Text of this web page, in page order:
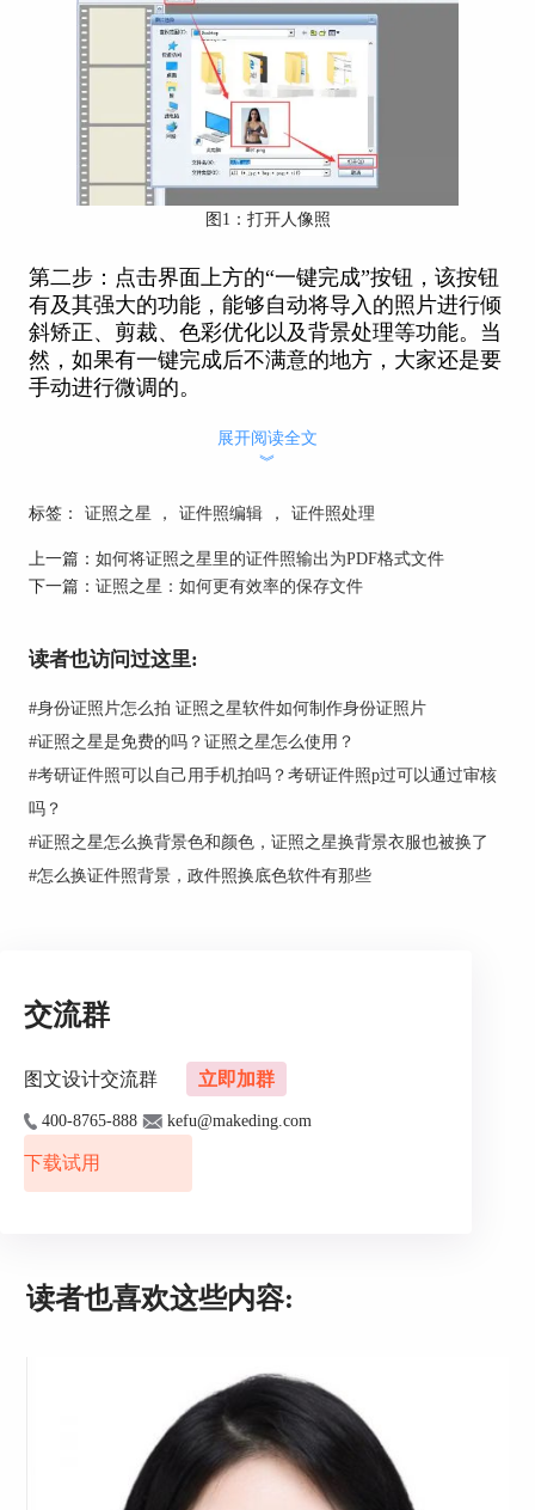
图1：打开人像照
第二步：点击界面上方的“一键完成”按钮，该按钮
有及其强大的功能，能够自动将导入的照片进行倾
斜矫正、剪裁、色彩优化以及背景处理等功能。当
然，如果有一键完成后不满意的地方，大家还是要
手动进行微调的。
图2：一键完成
加入证件号
生成证件照以后，下面就要往证件照中加入证件号
码。首先：点击菜单中的“系统设置”，然后点
击“打印排版设置”，如下图3。
个打印设置，打印类型选择“本机打印”或者“送至
冲印”都可以，如果本电脑已连接好打印机，则选
展开阅读全文
︾
标签： 证照之星 ， 证件照编辑 ， 证件照处理
上一篇： 如何将证照之星里的证件照输出为PDF格式文件
下一篇： 证照之星：如何更有效率的保存文件
读者也访问过这里:
#身份证照片怎么拍 证照之星软件如何制作身份证照片
#证照之星是免费的吗？证照之星怎么使用？
#考研证件照可以自己用手机拍吗？考研证件照p过可以通过审核
吗？
#证照之星怎么换背景色和颜色，证照之星换背景衣服也被换了
#怎么换证件照背景，政件照换底色软件有那些
交流群
图文设计交流群 立即加群
400-8765-888 kefu@makeding.com
下载试用
读者也喜欢这些内容: